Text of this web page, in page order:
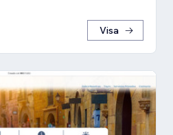
Visa